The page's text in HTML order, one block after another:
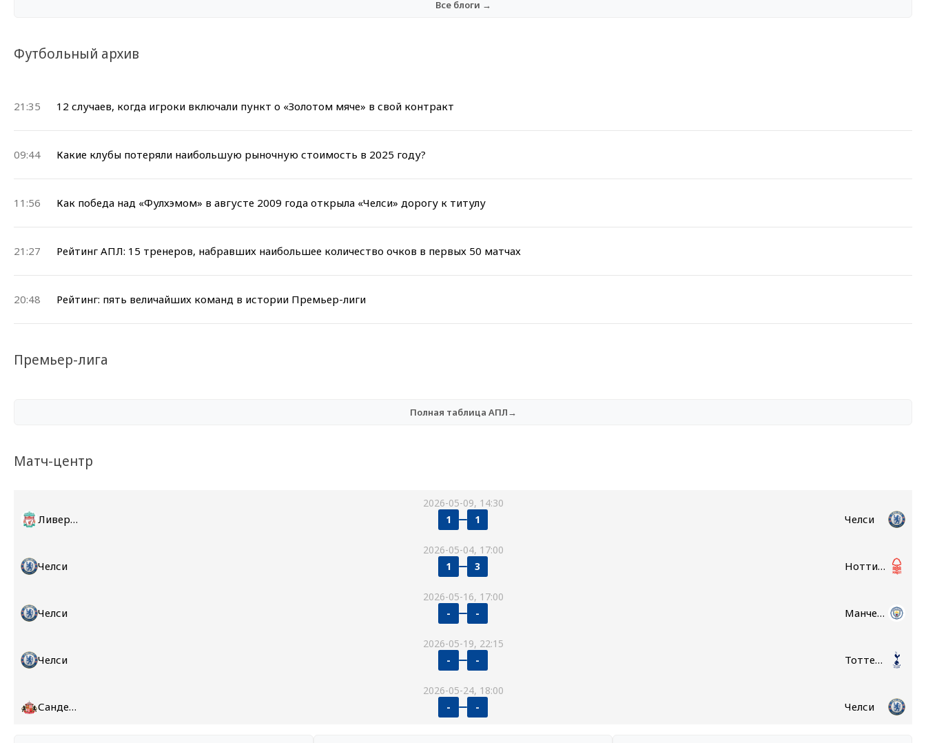
Все блоги →
Футбольный архив
21:35 12 случаев, когда игроки включали пункт о «Золотом мяче» в свой контракт
09:44 Какие клубы потеряли наибольшую рыночную стоимость в 2025 году?
11:56 Как победа над «Фулхэмом» в августе 2009 года открыла «Челси» дорогу к титулу
21:27 Рейтинг АПЛ: 15 тренеров, набравших наибольшее количество очков в первых 50 матчах
20:48 Рейтинг: пять величайших команд в истории Премьер-лиги
Премьер-лига
Полная таблица АПЛ→
Матч-центр
2026-05-09, 14:30
Ливерпуль 1 1 Челси
2026-05-04, 17:00
Челси 1 3 Ноттингем Форест
2026-05-16, 17:00
Челси - - Манчестер Сити
2026-05-19, 22:15
Челси - - Тоттенхэм
2026-05-24, 18:00
Сандерленд - - Челси